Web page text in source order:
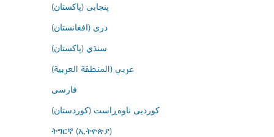
پنجابی (پاکستان)
درى (افغانستان)
سنڌي (پاکستان)
عربي (المنطقة العربية)
فارسى
کوردیی ناوەڕاست (کوردستان)
ትግርኛ (ኢትዮጵያ)